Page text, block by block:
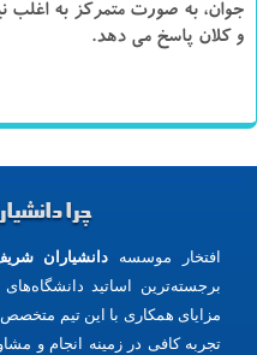
جوان، به صورت متمركز به
و كلان پاسخ مي دهد.
چرا
افتخار موسسه دانشیاران
برجسته‌ترین اساتید
مزایای همکاری با این تیم
تجربه کافی در زمینه انجام و